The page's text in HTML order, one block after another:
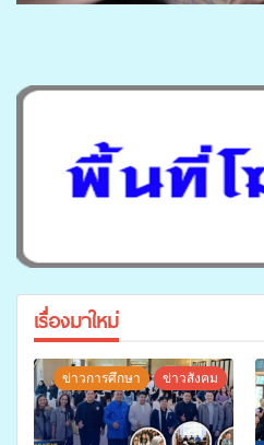
เรื่องมาใหม่
ข่าวการศึกษา ข่าวสังคม